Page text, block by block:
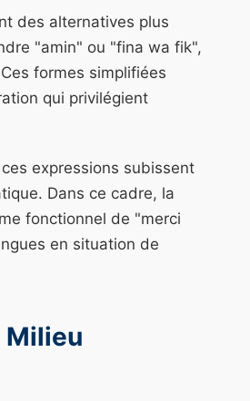
des alternatives plus
"amin" ou "fina wa fik",
formes simplifiées
qui privilégient
expressions subissent
Dans ce cadre, la
fonctionnel de "merci
en situation de
Milieu